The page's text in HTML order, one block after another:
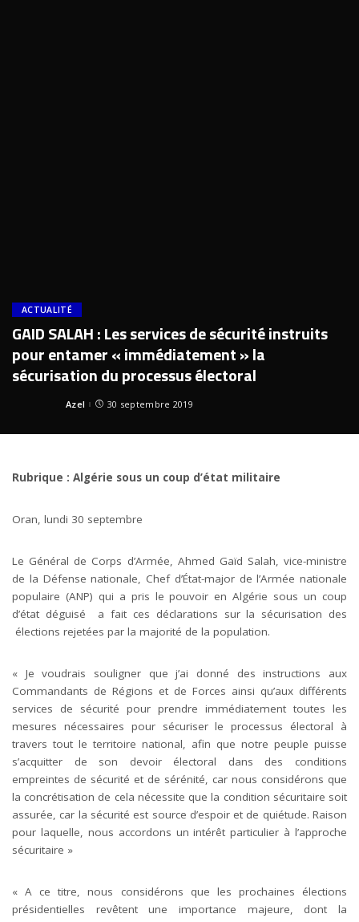
ACTUALITÉ
GAID SALAH : Les services de sécurité instruits
pour entamer « immédiatement » la
sécurisation du processus électoral
Posted
Azel 30 septembre 2019
Rubrique : Algérie sous un coup d’état militaire
Oran, lundi 30 septembre
Le Général de Corps d’Armée, Ahmed Gaïd Salah, vice-ministre
de la Défense nationale, Chef d’État-major de l’Armée nationale
populaire (ANP) qui a pris le pouvoir en Algérie sous un coup
d’état déguisé a fait ces déclarations sur la sécurisation des
élections rejetées par la majorité de la population.
« Je voudrais souligner que j’ai donné des instructions aux
Commandants de Régions et de Forces ainsi qu’aux différents
services de sécurité pour prendre immédiatement toutes les
mesures nécessaires pour sécuriser le processus électoral à
travers tout le territoire national, afin que notre peuple puisse
s’acquitter de son devoir électoral dans des conditions
empreintes de sécurité et de sérénité, car nous considérons que
la concrétisation de cela nécessite que la condition sécuritaire soit
assurée, car la sécurité est source d’espoir et de quiétude. Raison
pour laquelle, nous accordons un intérêt particulier à l’approche
sécuritaire »
« A ce titre, nous considérons que les prochaines élections
présidentielles revêtent une importance majeure, dont la